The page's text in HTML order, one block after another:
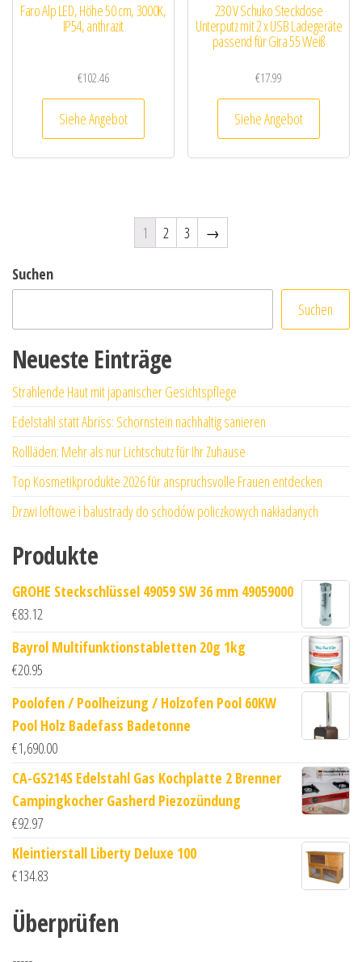
Faro Alp LED, Höhe 50 cm, 3000K,
IP54, anthrazit
€102.46
Siehe Angebot
230 V Schuko Steckdose
Unterputz mit 2 x USB Ladegeräte
passend für Gira 55 Weiß
€17.99
Siehe Angebot
1 2 3 →
Suchen
Suchen
Neueste Einträge
Strahlende Haut mit japanischer Gesichtspflege
Edelstahl statt Abriss: Schornstein nachhaltig sanieren
Rollläden: Mehr als nur Lichtschutz für Ihr Zuhause
Top Kosmetikprodukte 2026 für anspruchsvolle Frauen entdecken
Drzwi loftowe i balustrady do schodów policzkowych nakładanych
Produkte
GROHE Steckschlüssel 49059 SW 36 mm 49059000
€83.12
Bayrol Multifunktionstabletten 20g 1kg
€20.95
Poolofen / Poolheizung / Holzofen Pool 60KW
Pool Holz Badefass Badetonne
€1,690.00
CA-GS214S Edelstahl Gas Kochplatte 2 Brenner
Campingkocher Gasherd Piezozündung
€92.97
Kleintierstall Liberty Deluxe 100
€134.83
Überprüfen